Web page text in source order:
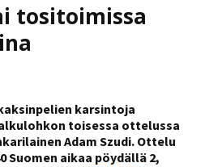
tositoimissa
karsintoja
toisessa ottelussa
Adam Szudi. Ottelu
Suomen aikaa pöydällä 2,